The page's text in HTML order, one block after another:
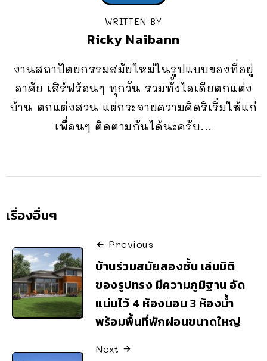
WRITTEN BY
Ricky Naibann
งานสถาปัตยกรรมสมัยใหม่ในรูปแบบของที่อยู่
อาศัย เสิร์ฟร้อนๆ ทุกวัน รวมทั้งไอเดียตกแต่ง
บ้าน ตกแต่งสวน แผ่กระจายความคิดริเริ่มให้แก่
เพื่อนๆ ติดตามกันได้นะครับ...
เรื่องอื่นๆ
Previous
บ้านร่วมสมัยสองชั้น เล่นมิติ
ของรูปทรง มีความภูมิฐาน อัด
แน่นไว้ 4 ห้องนอน 3 ห้องน้ำ
พร้อมพื้นที่พักผ่อนขนาดใหญ่
Next